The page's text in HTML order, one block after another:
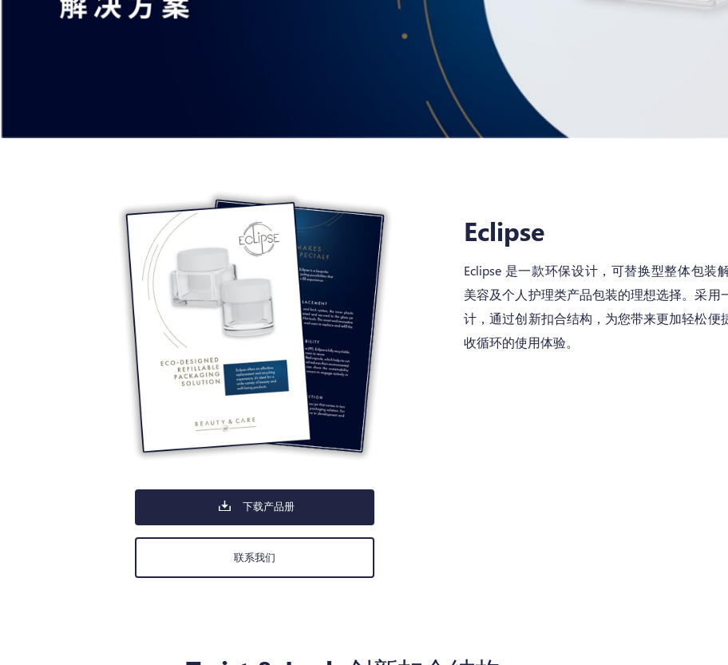
Eclipse
Eclipse 是一款环保设计，可替换型整体包装
美容及个人护理类产品包装的理想选择。采用
计，通过创新扣合结构，为您带来更加轻松便
收循环的使用体验。
下载产品册
联系我们